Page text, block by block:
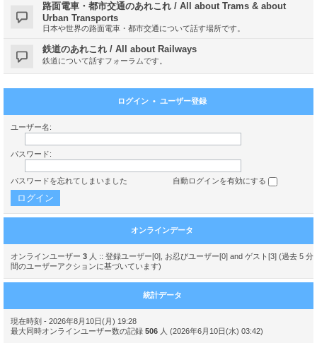
路面電車・都市交通のあれこれ / All about Trams & about
Urban Transports
日本や世界の路面電車・都市交通について話す場所です。
鉄道のあれこれ / All about Railways
鉄道について話すフォーラムです。
ログイン • ユーザー登録
ユーザー名:
パスワード:
パスワードを忘れてしまいました 自動ログインを有効にする
オンラインデータ
オンラインユーザー 3 人 :: 登録ユーザー[0], お忍びユーザー[0] and ゲスト[3] (過去 5 分
間のユーザーアクションに基づいています)
統計データ
現在時刻 - 2026年8月10日(月) 19:28
最大同時オンラインユーザー数の記録 506 人 (2026年6月10日(水) 03:42)